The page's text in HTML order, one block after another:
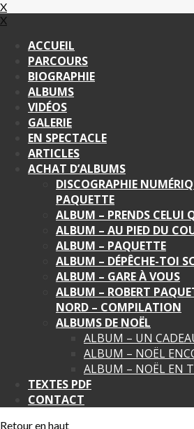
X
X
ACCUEIL
PARCOURS
BIOGRAPHIE
ALBUMS
VIDÉOS
GALERIE
EN SPECTACLE
ARTICLES
ACHAT D’ALBUMS
DISCOGRAPHIE
PAQUETTE
ALBUM – PRENDS CELUI
ALBUM – AU PIED DU
ALBUM – PAQUETTE
ALBUM – DÉPÊCHE-TOI
ALBUM – GARE À VOUS
ALBUM – ROBERT
NORD – COMPILATION
ALBUMS DE NOËL
ALBUM – UN
ALBUM – NOËL
ALBUM – NOËL EN
TEXTES PDF
CONTACT
Retour en haut